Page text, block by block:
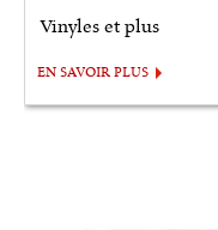
Vinyles et plus
EN SAVOIR PLUS